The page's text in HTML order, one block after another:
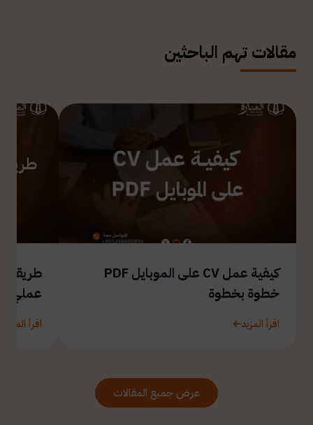
مقالات تهم الباحثين
كيفية عمل CV على الموبايل PDF
خطوة بخطوة
اقرأ المزيد
طريقة
عملي
اقرأ المزيد
عرض جميع المقالات